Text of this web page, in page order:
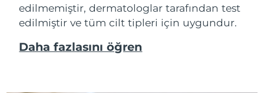
edilmemiştir, dermatologlar tarafından test
edilmiştir ve tüm cilt tipleri için uygundur.
Daha fazlasını öğren